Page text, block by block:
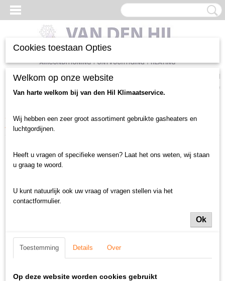
Inloggen Registreren
(0)
Home >Verwarming heater>Verwarming heater gebruikt>50 tot 100 Kw
Aardgas heaters> 60 Kw Winterwarm gasheater (3425)
Cookies toestaan Opties
Welkom op onze website
Van harte welkom bij van den Hil Klimaatservice.
Wij hebben een zeer groot assortiment gebruikte gasheaters en
luchtgordijnen.
Heeft u vragen of specifieke wensen? Laat het ons weten, wij staan
u graag te woord.
U kunt natuurlijk ook uw vraag of vragen stellen via het
contactformulier.
Ok
Toestemming Details Over
Op deze website worden cookies gebruikt